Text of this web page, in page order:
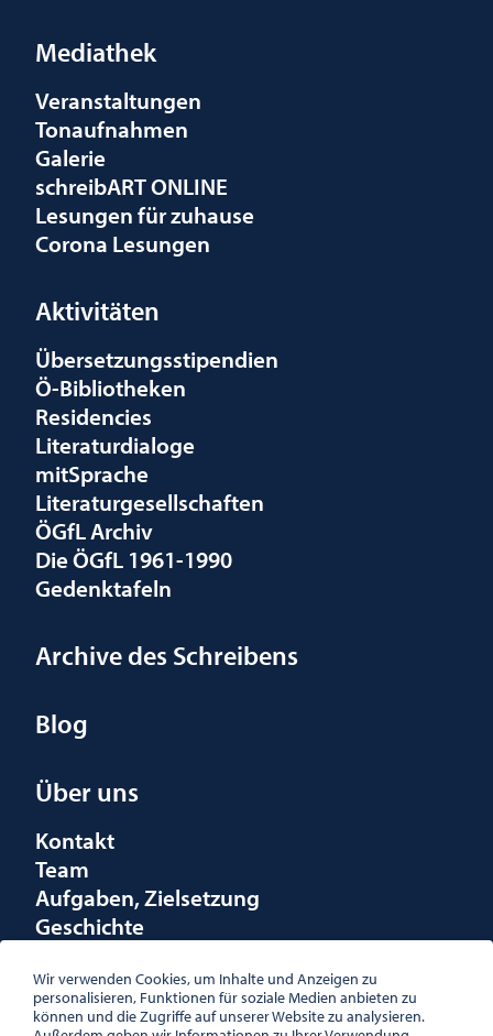
Mediathek
Veranstaltungen
Tonaufnahmen
Galerie
schreibART ONLINE
Lesungen für zuhause
Corona Lesungen
Aktivitäten
Übersetzungsstipendien
Ö-Bibliotheken
Residencies
Literaturdialoge
mitSprache
Literaturgesellschaften
ÖGfL Archiv
Die ÖGfL 1961-1990
Gedenktafeln
Archive des Schreibens
Blog
Über uns
Kontakt
Team
Aufgaben, Zielsetzung
Geschichte
Förderungen
Logo
Wir verwenden Cookies, um Inhalte und Anzeigen zu
personalisieren, Funktionen für soziale Medien anbieten zu
können und die Zugriffe auf unserer Website zu analysieren.